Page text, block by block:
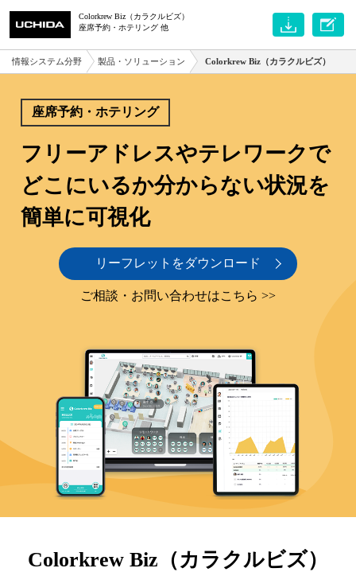
情報システム分野 製品・ソリューション Colorkrew Biz（カラクルビズ）
Colorkrew Biz（カラクルビズ）
座席予約・ホテリング 他
座席予約・ホテリング
フリーアドレスやテレワークで
どこにいるか分からない状況を
簡単に可視化
リーフレットをダウンロード
ご相談・お問い合わせはこちら >>
Colorkrew Biz（カラクルビズ）